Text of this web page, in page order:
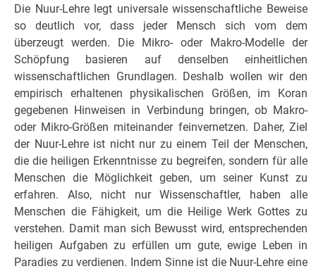
Die Nuur-Lehre legt universale wissenschaftliche Beweise
so deutlich vor, dass jeder Mensch sich vom dem
überzeugt werden. Die Mikro- oder Makro-Modelle der
Schöpfung basieren auf denselben einheitlichen
wissenschaftlichen Grundlagen. Deshalb wollen wir den
empirisch erhaltenen physikalischen Größen, im Koran
gegebenen Hinweisen in Verbindung bringen, ob Makro-
oder Mikro-Größen miteinander feinvernetzen. Daher, Ziel
der Nuur-Lehre ist nicht nur zu einem Teil der Menschen,
die die heiligen Erkenntnisse zu begreifen, sondern für alle
Menschen die Möglichkeit geben, um seiner Kunst zu
erfahren. Also, nicht nur Wissenschaftler, haben alle
Menschen die Fähigkeit, um die Heilige Werk Gottes zu
verstehen. Damit man sich Bewusst wird, entsprechenden
heiligen Aufgaben zu erfüllen um gute, ewige Leben in
Paradies zu verdienen. Indem Sinne ist die Nuur-Lehre eine